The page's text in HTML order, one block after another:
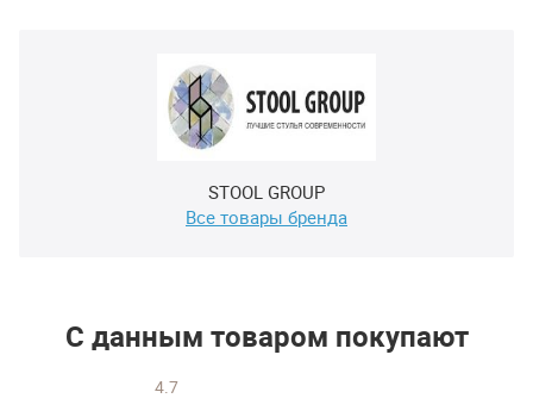
STOOL GROUP
Все товары бренда
С данным товаром покупают
4.7